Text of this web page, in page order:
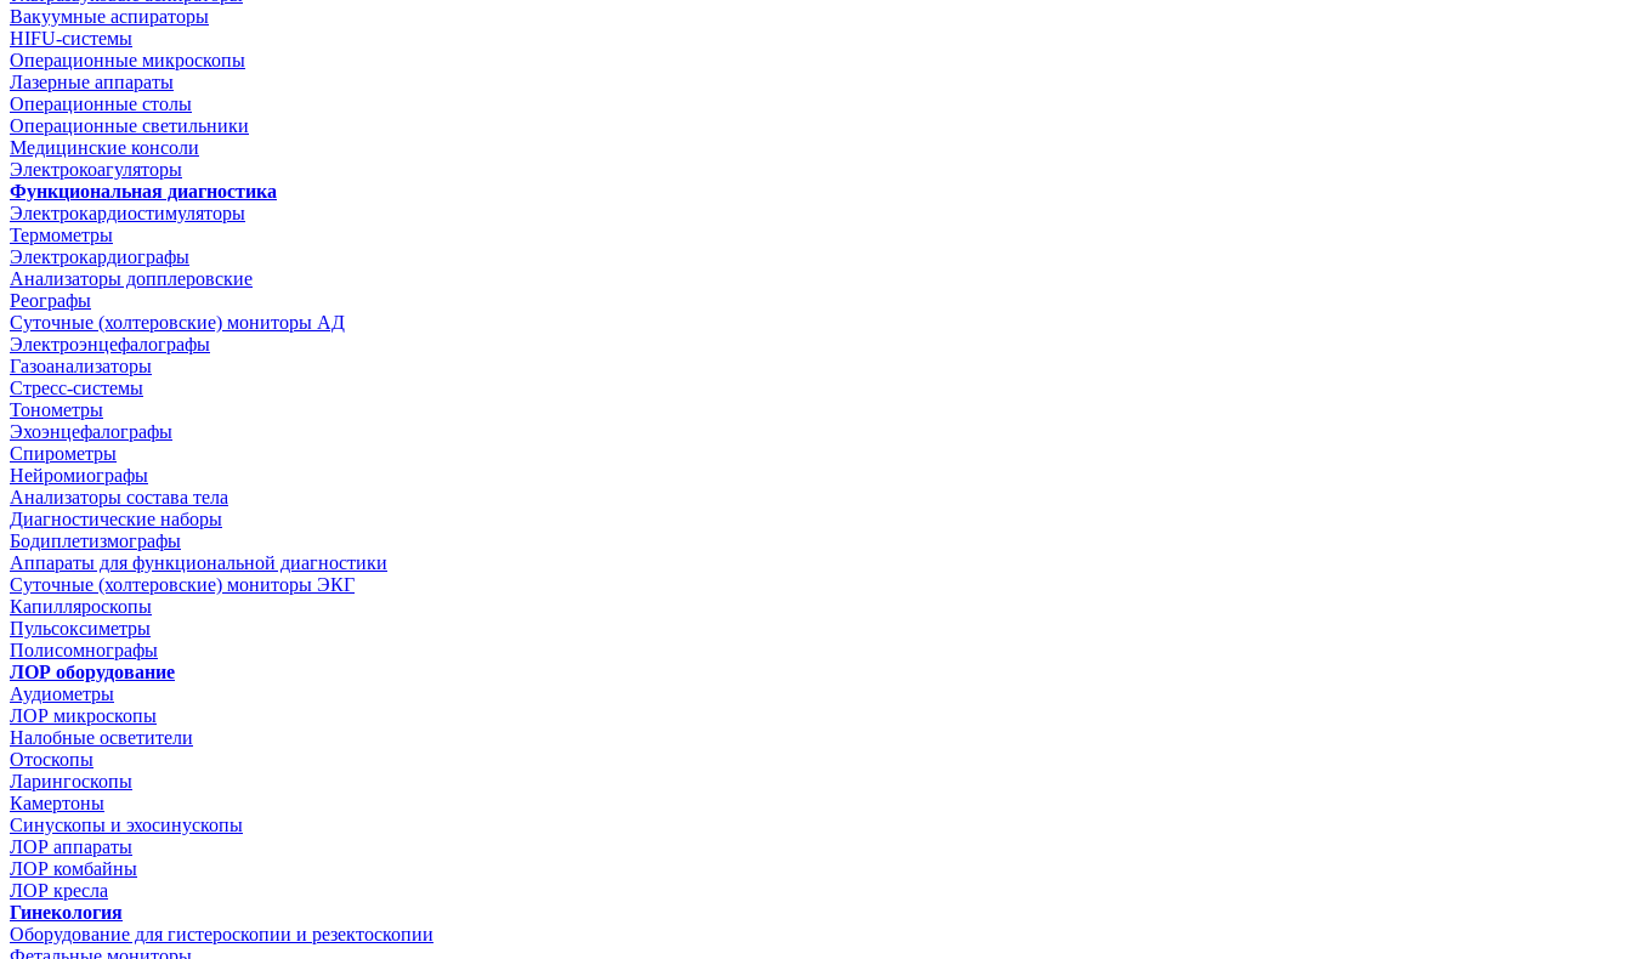
Вакуумные аспираторы
HIFU-системы
Операционные микроскопы
Лазерные аппараты
Операционные столы
Операционные светильники
Медицинские консоли
Электрокоагуляторы
Функциональная диагностика
Электрокардиостимуляторы
Термометры
Электрокардиографы
Анализаторы допплеровские
Реографы
Суточные (холтеровские) мониторы АД
Электроэнцефалографы
Газоанализаторы
Стресс-системы
Тонометры
Эхоэнцефалографы
Спирометры
Нейромиографы
Анализаторы состава тела
Диагностические наборы
Бодиплетизмографы
Аппараты для функциональной диагностики
Суточные (холтеровские) мониторы ЭКГ
Капилляроскопы
Пульсоксиметры
Полисомнографы
ЛОР оборудование
Аудиометры
ЛОР микроскопы
Налобные осветители
Отоскопы
Ларингоскопы
Камертоны
Синускопы и эхосинускопы
ЛОР аппараты
ЛОР комбайны
ЛОР кресла
Гинекология
Оборудование для гистероскопии и резектоскопии